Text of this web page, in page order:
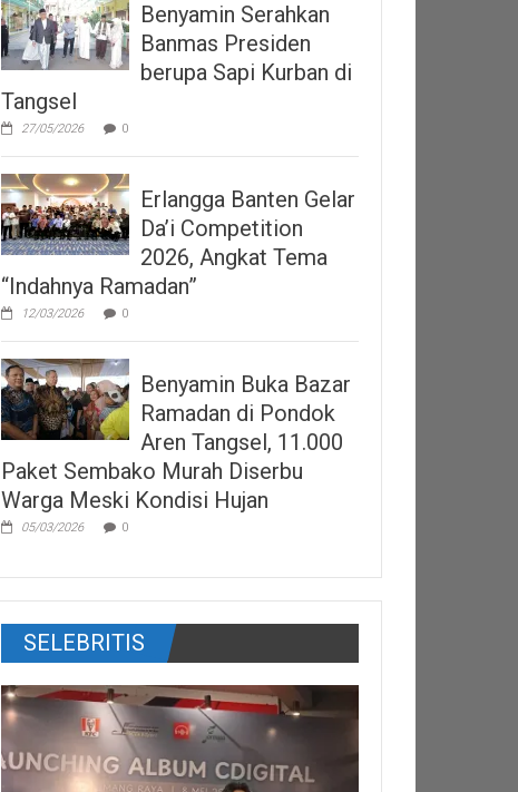
Benyamin Serahkan
Banmas Presiden
berupa Sapi Kurban di
Tangsel
27/05/2026 0
Erlangga Banten Gelar
Da’i Competition
2026, Angkat Tema
“Indahnya Ramadan”
12/03/2026 0
Benyamin Buka Bazar
Ramadan di Pondok
Aren Tangsel, 11.000
Paket Sembako Murah Diserbu
Warga Meski Kondisi Hujan
05/03/2026 0
SELEBRITIS